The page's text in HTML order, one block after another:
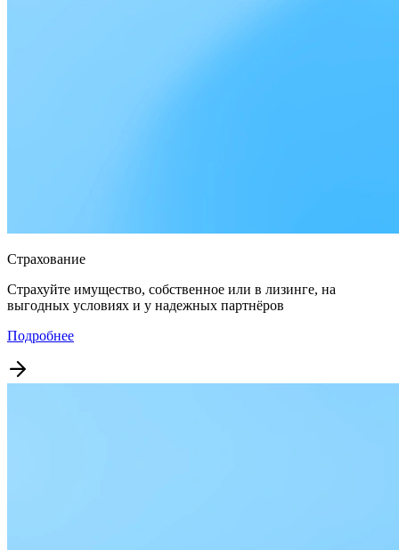
Страхование
Страхуйте имущество, собственное или в лизинге, на
выгодных условиях и у надежных партнёров
Подробнее